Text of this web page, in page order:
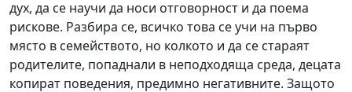
дух, да се научи да носи отговорност и да поема
рискове. Разбира се, всичко това се учи на първо
място в семейството, но колкото и да се стараят
родителите, попаднали в неподходяща среда, децата
копират поведения, предимно негативните. Защото